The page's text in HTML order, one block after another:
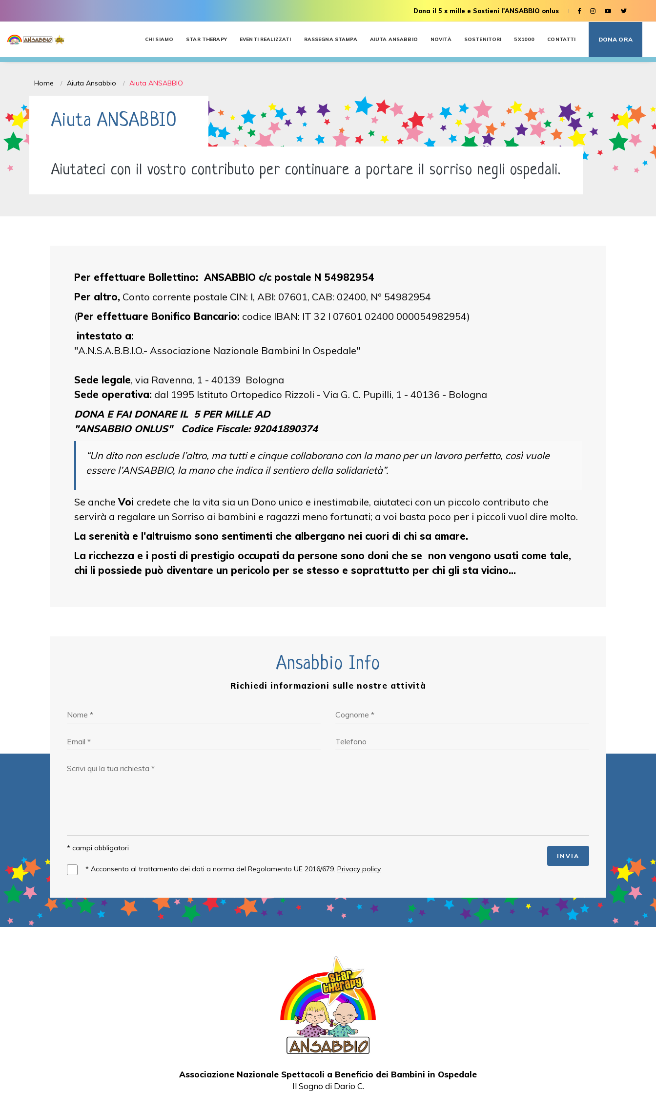
Dona il 5 x mille e Sostieni l'ANSABBIO onlus
CHI SIAMO STAR THERAPY EVENTI REALIZZATI RASSEGNA STAMPA AIUTA ANSABBIO NOVITÀ SOSTENITORI 5X1000 CONTATTI DONA ORA
Home Aiuta Ansabbio Aiuta ANSABBIO
Aiuta ANSABBIO
Aiutateci con il vostro contributo per continuare a portare il sorriso negli ospedali.
Per effettuare Bollettino: ANSABBIO c/c postale N 54982954
Per altro, Conto corrente postale CIN: I, ABI: 07601, CAB: 02400, N° 54982954
(Per effettuare Bonifico Bancario: codice IBAN: IT 32 I 07601 02400 000054982954)
intestato a:
"A.N.S.A.B.B.I.O.- Associazione Nazionale Bambini In Ospedale"
Sede legale, via Ravenna, 1 - 40139 Bologna
Sede operativa: dal 1995 Istituto Ortopedico Rizzoli - Via G. C. Pupilli, 1 - 40136 - Bologna
DONA E FAI DONARE IL 5 PER MILLE AD
"ANSABBIO ONLUS" Codice Fiscale: 92041890374
“Un dito non esclude l’altro, ma tutti e cinque collaborano con la mano per un lavoro perfetto, così vuole
essere l’ANSABBIO, la mano che indica il sentiero della solidarietà”.
Se ancheVoi credete che la vita sia un Dono unico e inestimabile, aiutateci con un piccolo contributo che
servirà a regalare un Sorriso ai bambini e ragazzi meno fortunati; a voi basta poco per i piccoli vuol dire molto.
La serenità e l'altruismo sono sentimenti che albergano nei cuori di chi sa amare.
La ricchezza e i posti di prestigio occupati da persone sono doni che se non vengono usati come tale,
chi li possiede può diventare un pericolo per se stesso e soprattutto per chi gli sta vicino...
Ansabbio Info
Richiedi informazioni sulle nostre attività
* campi obbligatori
* Acconsento al trattamento dei dati a norma del Regolamento UE 2016/679. Privacy policy
INVIA
Associazione Nazionale Spettacoli a Beneficio dei Bambini in Ospedale
Il Sogno di Dario C.